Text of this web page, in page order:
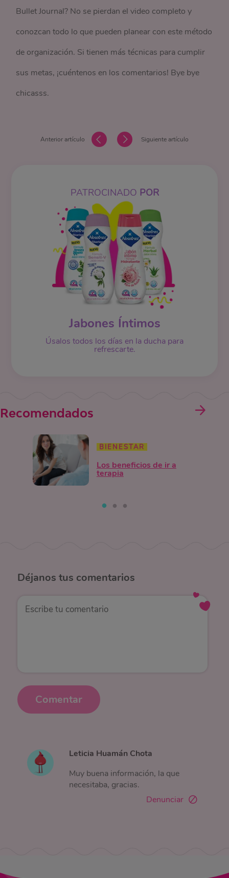
Bullet Journal? No se pierdan el video completo y
conozcan todo lo que pueden planear con este método
de organización. Si tienen más técnicas para cumplir
sus metas, ¡cuéntenos en los comentarios! Bye bye
chicasss.
Anterior artículo Siguiente artículo
PATROCINADO POR
Jabones Íntimos
Úsalos todos los días en la ducha para
refrescarte.
Recomendados
BIENESTAR
Los beneficios de ir a
terapia
Déjanos tus comentarios
Comentar
Leticia Huamán Chota
Muy buena información, la que
necesitaba, gracias.
Denunciar